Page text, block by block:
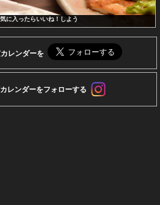
に入ったらいいね！しよう
レンダーを
レンダーをフォローする